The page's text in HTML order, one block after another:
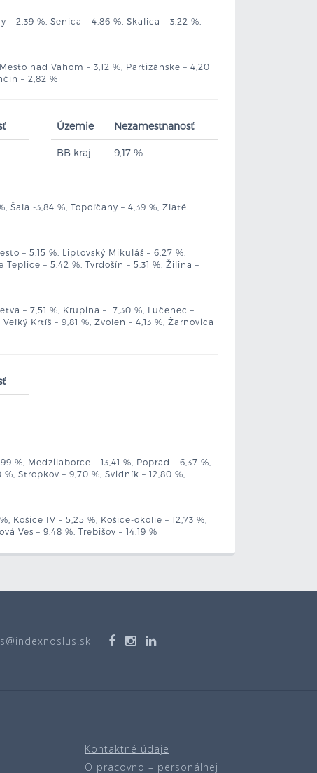
2,39 %, Senica – 4,86 %, Skalica – 3,22 %,
nad Váhom – 3,12 %, Partizánske – 4,20
– 2,82 %
Územie Nezamestnanosť
BB kraj 9,17 %
Šaľa -3,84 %, Topoľčany – 4,39 %, Zlaté
– 5,15 %, Liptovský Mikuláš – 6,27 %,
– 5,42 %, Tvrdošín – 5,31 %, Žilina –
– 7,51 %, Krupina – 7,30 %, Lučenec –
Krtíš – 9,81 %, Zvolen – 4,13 %, Žarnovica
%, Medzilaborce – 13,41 %, Poprad – 6,37 %,
Stropkov – 9,70 %, Svidník – 12,80 %,
Košice IV – 5,25 %, Košice-okolie – 12,73 %,
Ves – 9,48 %, Trebišov – 14,19 %
Kontaktné údaje
O pracovno – personálnej